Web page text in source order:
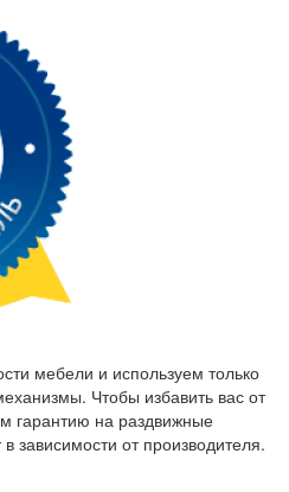
мебели и используем только
Чтобы избавить вас от
гарантию на раздвижные
зависимости от производителя.